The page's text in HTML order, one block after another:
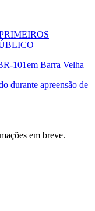
101em Barra Velha
durante apreensão de
em breve.